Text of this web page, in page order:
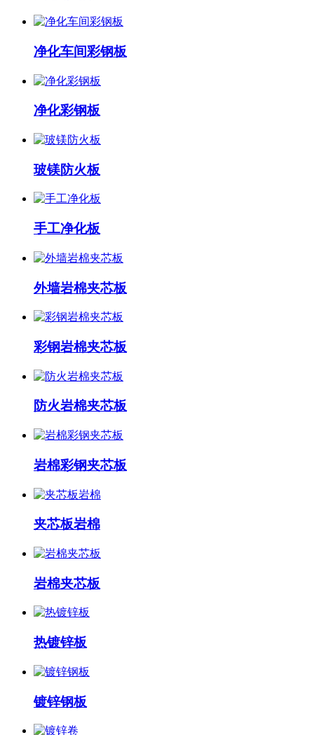
净化车间彩钢板
净化彩钢板
玻镁防火板
手工净化板
外墙岩棉夹芯板
彩钢岩棉夹芯板
防火岩棉夹芯板
岩棉彩钢夹芯板
夹芯板岩棉
岩棉夹芯板
热镀锌板
镀锌钢板